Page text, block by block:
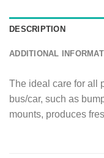
DESCRIPTION
ADDITIONAL
The ideal care for all
bus/car, such as
mounts, produces